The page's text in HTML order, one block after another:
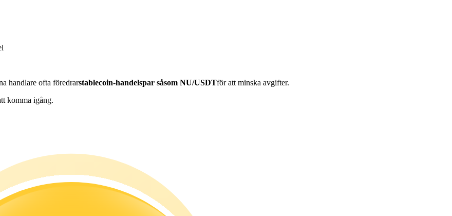
handlare ofta föredrarstablecoin-handelspar såsom NU/USDTför att minska avgifter.
komma igång.